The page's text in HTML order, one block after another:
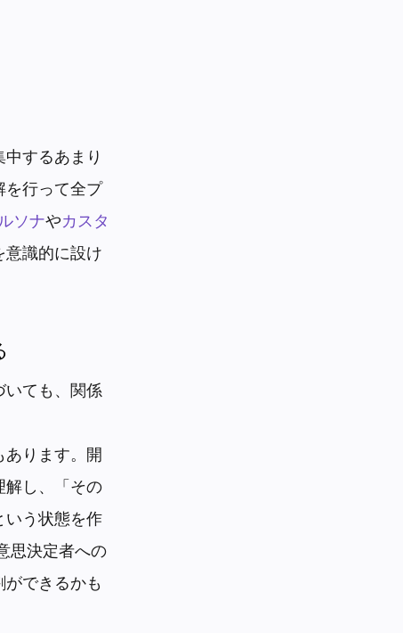
するあまり
を行って全プ
ソナやカスタ
意識的に設け
いても、関係
ります。開
解し、「その
いう状態を作
思決定者への
できるかも